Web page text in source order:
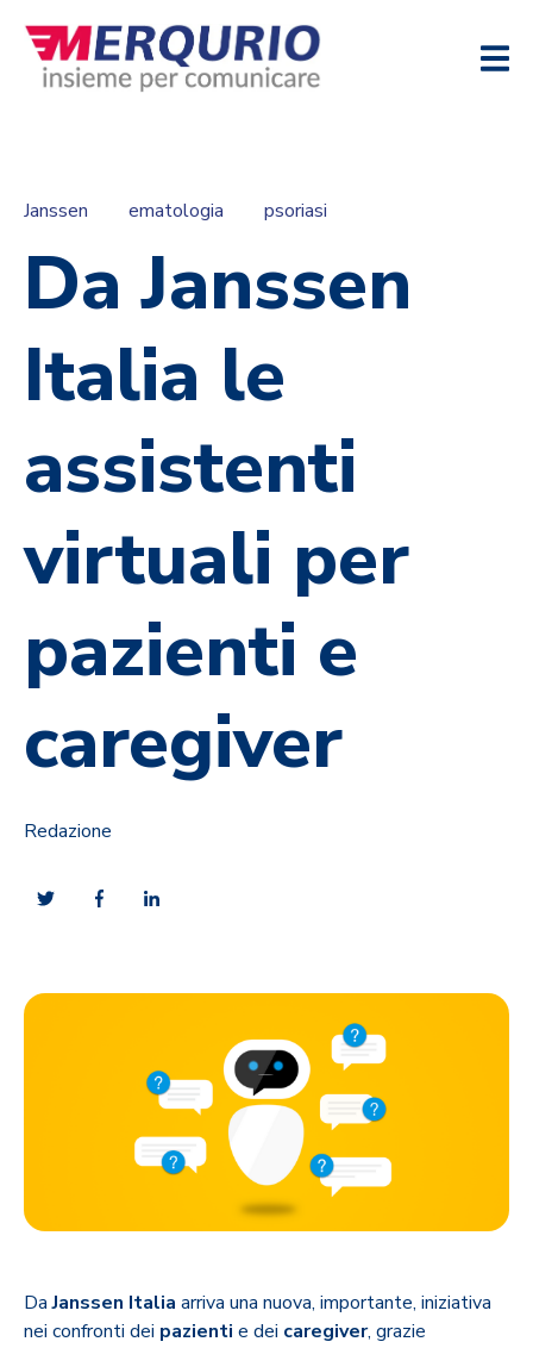
Janssen ematologia psoriasi
Da Janssen
Italia le
assistenti
virtuali per
pazienti e
caregiver
Redazione
DaJanssen Italia arriva una nuova, importante, iniziativa
nei confronti dei pazienti e dei caregiver, grazie